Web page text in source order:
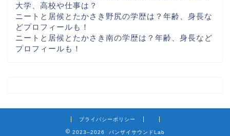
大学、高校や仕事は？
ニートと居候とたかさき野尻の学歴は？年齢、身長な
どプロフィールも！
ニートと居候とたかさき南の学歴は？年齢、身長など
プロフィールも！
プライバシーポリシー
2023–2026 バンザイサウンドLab